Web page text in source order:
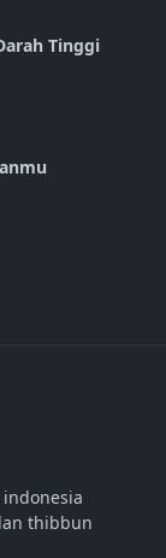
Tinggi
thibbun